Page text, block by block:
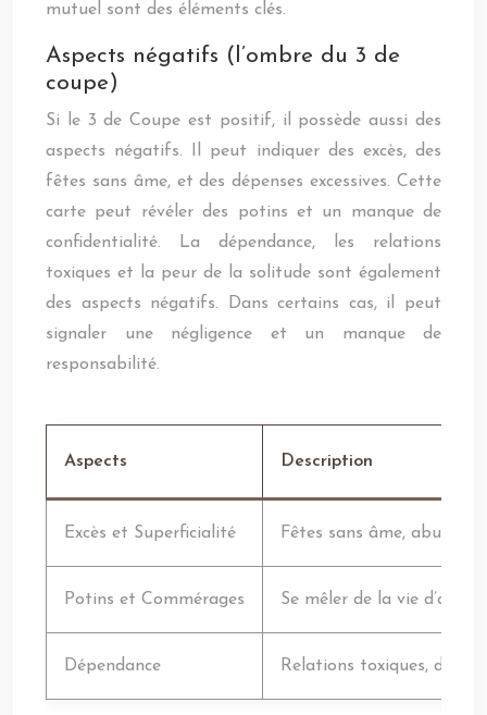
mutuel sont des éléments clés.
Aspects négatifs (l’ombre du 3 de
coupe)
Si le 3 de Coupe est positif, il possède aussi des
aspects négatifs. Il peut indiquer des excès, des
fêtes sans âme, et des dépenses excessives. Cette
carte peut révéler des potins et un manque de
confidentialité. La dépendance, les relations
toxiques et la peur de la solitude sont également
des aspects négatifs. Dans certains cas, il peut
signaler une négligence et un manque de
responsabilité.
Aspects Description
Excès et Superficialité Fêtes sans âme, abus,
Potins et Commérages Se mêler de la vie
Dépendance Relations toxiques,